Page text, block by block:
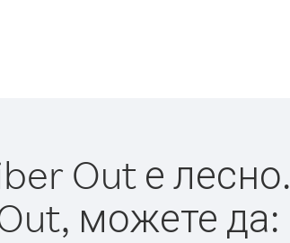
Out е лесно.
можете да: